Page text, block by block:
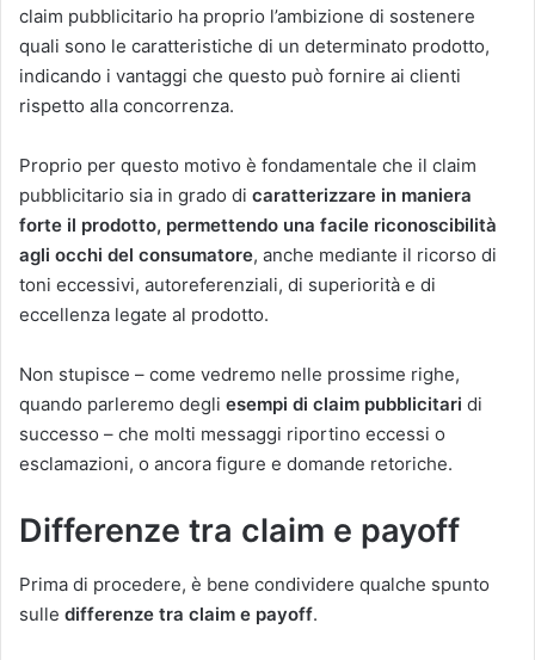
claim pubblicitario ha proprio l’ambizione di sostenere
quali sono le caratteristiche di un determinato prodotto,
indicando i vantaggi che questo può fornire ai clienti
rispetto alla concorrenza.
Proprio per questo motivo è fondamentale che il claim
pubblicitario sia in grado di caratterizzare in maniera
forte il prodotto, permettendo una facile riconoscibilità
agli occhi del consumatore, anche mediante il ricorso di
toni eccessivi, autoreferenziali, di superiorità e di
eccellenza legate al prodotto.
Non stupisce – come vedremo nelle prossime righe,
quando parleremo degli esempi di claim pubblicitari di
successo – che molti messaggi riportino eccessi o
esclamazioni, o ancora figure e domande retoriche.
Differenze tra claim e payoff
Prima di procedere, è bene condividere qualche spunto
sulle differenze tra claim e payoff.